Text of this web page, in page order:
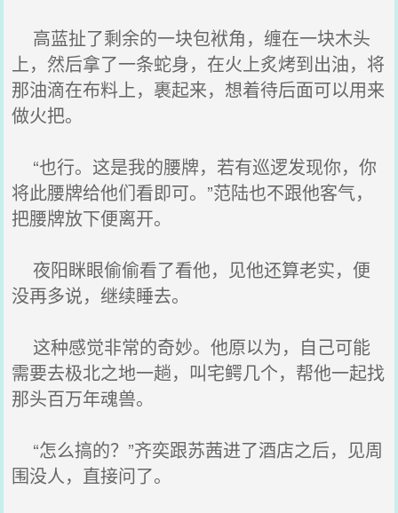
高蓝扯了剩余的一块包袱角，缠在一块木头
上，然后拿了一条蛇身，在火上炙烤到出油，将
那油滴在布料上，裹起来，想着待后面可以用来
做火把。
“也行。这是我的腰牌，若有巡逻发现你，你
将此腰牌给他们看即可。”范陆也不跟他客气，
把腰牌放下便离开。
夜阳眯眼偷偷看了看他，见他还算老实，便
没再多说，继续睡去。
这种感觉非常的奇妙。他原以为，自己可能
需要去极北之地一趟，叫宅鳄几个，帮他一起找
那头百万年魂兽。
“怎么搞的？”齐奕跟苏茜进了酒店之后，见周
围没人，直接问了。